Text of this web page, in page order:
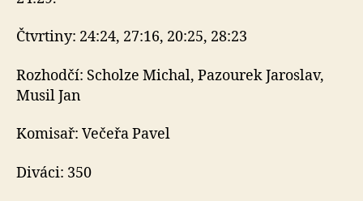
Čtvrtiny: 24:24, 27:16, 20:25, 28:23
Rozhodčí: Scholze Michal, Pazourek Jaroslav,
Musil Jan
Komisař: Večeřa Pavel
Diváci: 350